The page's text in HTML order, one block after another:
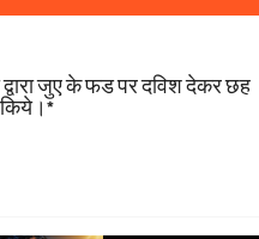
जुए के फड पर दविश देकर छह
किये।*